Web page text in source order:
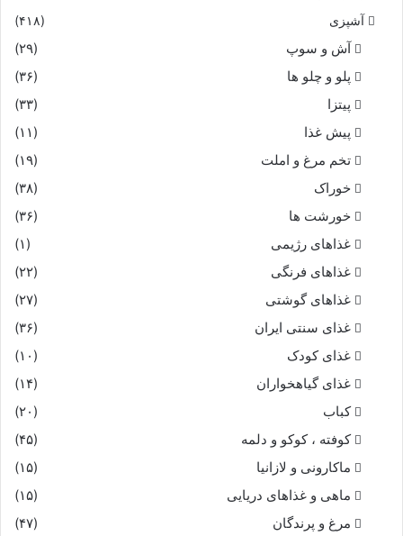
ندانم که گرسیوز نیکخواه
چه گفتست از من بدان بارگاه‏
پذیره بیامد ز ایوان بکو
بپرسیدش از راه و ز کار شاه
پیام سپهدار توران بداد
سیاوش ز پیغام او گشت شاد
چنین داد پاسخ که با یاد اوى
نگردانم از تیغ پولاد روى‏
من اینک برفتن کمر بسته‏ام
آشپزی (۴۱۸)
آش و سوپ
(۲۹)
پلو و چلو ها
(۳۶)
پیتزا
(۳۳)
پیش غذا
(۱۱)
تخم مرغ و املت
(۱۹)
خوراک
(۳۸)
خورشت ها
(۳۶)
غذاهای رژیمی
(۱)
غذاهای فرنگی
(۲۲)
غذاهای گوشتی
(۲۷)
غذای سنتی ایران
(۳۶)
غذای کودک
(۱۰)
غذای گیاهخواران
(۱۴)
کباب
(۲۰)
کوفته ، کوکو و دلمه
(۴۵)
ماکارونی و لازانیا
(۱۵)
ماهی و غذاهای دریایی
(۱۵)
مرغ و پرندگان
(۴۷)